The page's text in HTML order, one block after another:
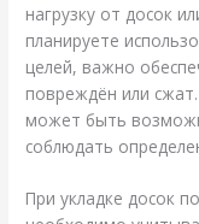
нагрузку от досок
планируете
целей, важно
повреждён или
может быть
соблюдать
При укладке досок